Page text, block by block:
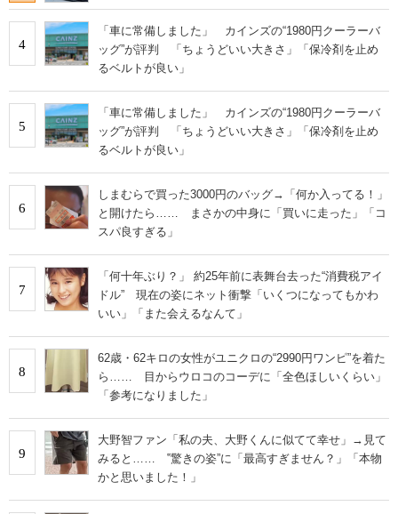
4
「車に常備しました」 カインズの“1980円クーラーバ
ッグ”が評判 「ちょうどいい大きさ」「保冷剤を止め
るベルトが良い」
5
「車に常備しました」 カインズの“1980円クーラーバ
ッグ”が評判 「ちょうどいい大きさ」「保冷剤を止め
るベルトが良い」
6
しまむらで買った3000円のバッグ→「何か入ってる！」
と開けたら…… まさかの中身に「買いに走った」「コ
スパ良すぎる」
7
「何十年ぶり？」 約25年前に表舞台去った“消費税アイ
ドル” 現在の姿にネット衝撃「いくつになってもかわ
いい」「また会えるなんて」
8
62歳・62キロの女性がユニクロの“2990円ワンピ”を着た
ら…… 目からウロコのコーデに「全色ほしいくらい」
「参考になりました」
9
大野智ファン「私の夫、大野くんに似てて幸せ」→見て
みると…… ‟驚きの姿”に「最高すぎません？」「本物
かと思いました！」